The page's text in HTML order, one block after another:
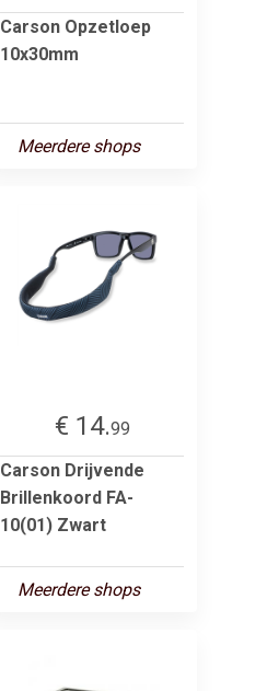
Carson Opzetloep
10x30mm
Meerdere shops
€ 14.99
Carson Drijvende
Brillenkoord FA-
10(01) Zwart
Meerdere shops